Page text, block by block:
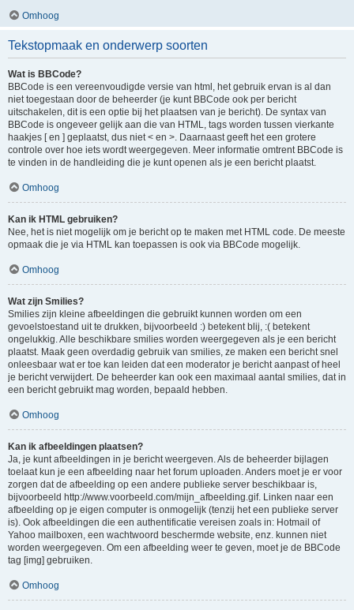
Omhoog
Tekstopmaak en onderwerp soorten
Wat is BBCode?
BBCode is een vereenvoudigde versie van html, het gebruik ervan is al dan
niet toegestaan door de beheerder (je kunt BBCode ook per bericht
uitschakelen, dit is een optie bij het plaatsen van je bericht). De syntax van
BBCode is ongeveer gelijk aan die van HTML, tags worden tussen vierkante
haakjes [ en ] geplaatst, dus niet < en >. Daarnaast geeft het een grotere
controle over hoe iets wordt weergegeven. Meer informatie omtrent BBCode is
te vinden in de handleiding die je kunt openen als je een bericht plaatst.
Omhoog
Kan ik HTML gebruiken?
Nee, het is niet mogelijk om je bericht op te maken met HTML code. De meeste
opmaak die je via HTML kan toepassen is ook via BBCode mogelijk.
Omhoog
Wat zijn Smilies?
Smilies zijn kleine afbeeldingen die gebruikt kunnen worden om een
gevoelstoestand uit te drukken, bijvoorbeeld :) betekent blij, :( betekent
ongelukkig. Alle beschikbare smilies worden weergegeven als je een bericht
plaatst. Maak geen overdadig gebruik van smilies, ze maken een bericht snel
onleesbaar wat er toe kan leiden dat een moderator je bericht aanpast of heel
je bericht verwijdert. De beheerder kan ook een maximaal aantal smilies, dat in
een bericht gebruikt mag worden, bepaald hebben.
Omhoog
Kan ik afbeeldingen plaatsen?
Ja, je kunt afbeeldingen in je bericht weergeven. Als de beheerder bijlagen
toelaat kun je een afbeelding naar het forum uploaden. Anders moet je er voor
zorgen dat de afbeelding op een andere publieke server beschikbaar is,
bijvoorbeeld http://www.voorbeeld.com/mijn_afbeelding.gif. Linken naar een
afbeelding op je eigen computer is onmogelijk (tenzij het een publieke server
is). Ook afbeeldingen die een authentificatie vereisen zoals in: Hotmail of
Yahoo mailboxen, een wachtwoord beschermde website, enz. kunnen niet
worden weergegeven. Om een afbeelding weer te geven, moet je de BBCode
tag [img] gebruiken.
Omhoog